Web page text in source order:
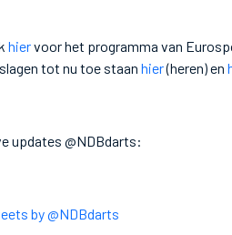
hiervoor het programma van
tot nu toe staan hier(heren) en
updates @NDBdarts:
by @NDBdarts